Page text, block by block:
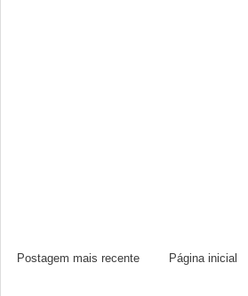
Postagem mais recente Página inicial